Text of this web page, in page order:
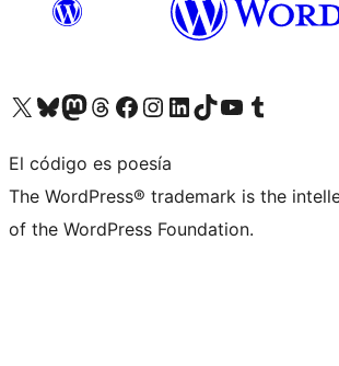
Visita nuestra cuenta de X (anteriormente Twitter)
Visita nuestra cuenta de Bluesky
Visita nuestra cuenta de Mastodon
Visita nuestra cuenta de Threads
Visita nuestra página de Facebook
Visita nuestra cuenta de Instagram
Visita nuestra cuenta de LinkedIn
Visita nuestra cuenta de TikTok
Visita nuestro canal de YouTube
Visita nuestra cuenta de Tumblr
El código es poesía
The WordPress® trademark is the
of the WordPress Foundation.